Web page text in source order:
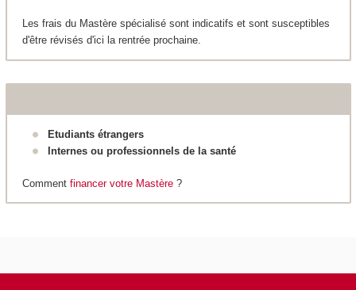
Les frais du Mastère spécialisé sont indicatifs et sont susceptibles
d'être révisés d'ici la rentrée prochaine.
Etudiants étrangers
Internes ou professionnels de la santé
Comment financer votre Mastère?